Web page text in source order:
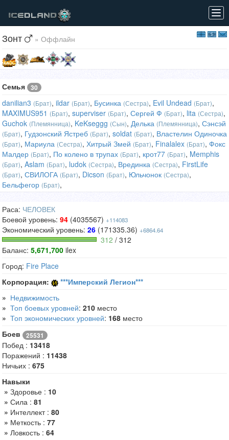
Зонт » Оффлайн
Семья 30
danilian3 (Брат), ildar (Брат), Бусинка (Сестра), Evil Undead (Брат),
MAXIMUS951 (Брат), superviser (Брат), Сергей Ф (Брат), lita (Сестра),
Guchok (Племянница), KeKseggg (Сын), Делька (Племянница), Сэнсэй
(Брат), Гудзонский Ястреб (Брат), soldat (Брат), Властелин Одиночка
(Брат), Мариула (Сестра), Хитрый Змей (Брат), Finalalex (Брат), Фокс
Малдер (Брат), По колено в трупах (Брат), крот77 (Брат), Memphis
(Брат), Aslam (Брат), ludok (Сестра), Врединка (Сестра), FirstLife
(Брат), СВИЛОГА (Брат), Dicson (Брат), Юльчонок (Сестра),
Бельфегор (Брат),
Раса: ЧЕЛОВЕК
Боевой уровень: 94 (4035567) +114083
Экономический уровень: 26 (171335.36) +6864.64
312 / 312
Баланс: 5,671,700 ilex
Город: Fire Place
Корпорация:
***Имперский Легион***
» Недвижимость
» Топ боевых уровней: 210 место
» Топ экономических уровней: 168 место
Боев
25531
Побед : 13418
Поражений : 11438
Ничьих : 675
Навыки
» Здоровье : 10
» Сила : 81
» Интеллект : 80
» Меткость : 77
» Ловкость : 64